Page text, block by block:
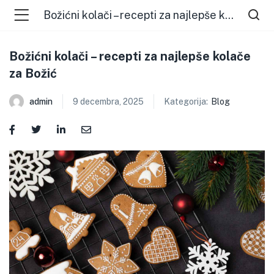
Božićni kolači – recepti za najlepše kolače za Božić
Božićni kolači – recepti za najlepše kolače
za Božić
admin 9 decembra, 2025 Kategorija: Blog